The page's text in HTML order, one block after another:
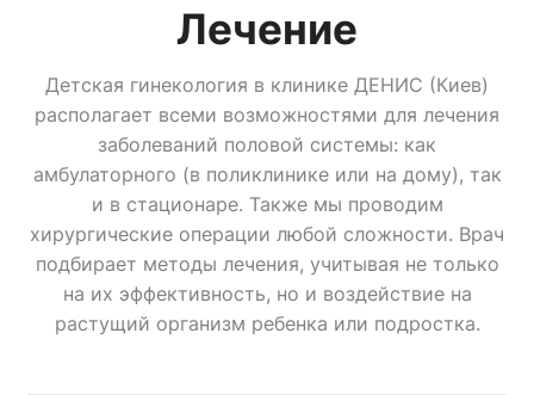
Лечение
Детская гинекология в клинике ДЕНИС (Киев)
располагает всеми возможностями для лечения
заболеваний половой системы: как
амбулаторного (в поликлинике или на дому), так
и в стационаре. Также мы проводим
хирургические операции любой сложности. Врач
подбирает методы лечения, учитывая не только
на их эффективность, но и воздействие на
растущий организм ребенка или подростка.